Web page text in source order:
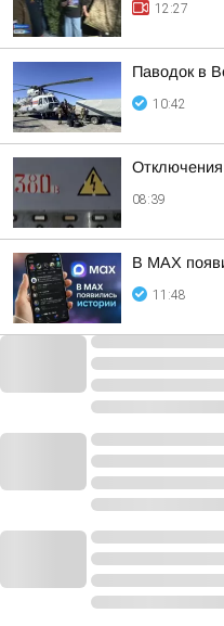
12:27
Паводок в
10:42
Отключения
08:39
В MAX
11:48